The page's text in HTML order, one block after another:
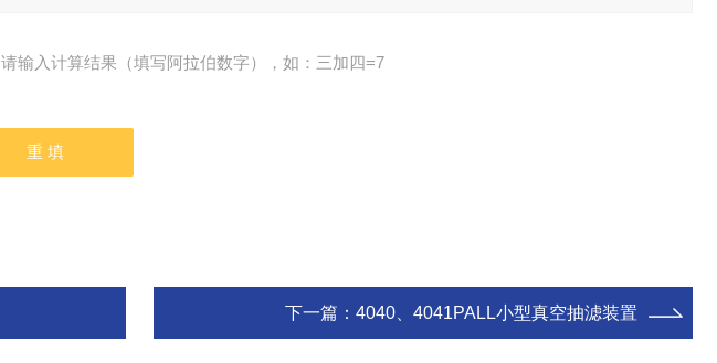
请输入计算结果（填写阿拉伯数字），如：三加四=7
下一篇： 4040、4041PALL小型真空抽滤装置